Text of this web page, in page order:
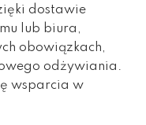
dostawie
lub biura,
obowiązkach,
odżywiania.
wsparcia w